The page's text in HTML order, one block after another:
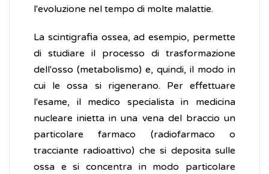
l'evoluzione nel tempo di molte malattie.
La scintigrafia ossea, ad esempio, permette
di studiare il processo di trasformazione
dell'osso (metabolismo) e, quindi, il modo in
cui le ossa si rigenerano. Per effettuare
l'esame, il medico specialista in medicina
nucleare inietta in una vena del braccio un
particolare farmaco (radiofarmaco o
tracciante radioattivo) che si deposita sulle
ossa e si concentra in modo particolare